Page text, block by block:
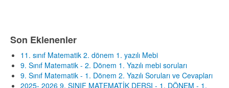
Son Eklenenler
11. sınıf Matematik 2. dönem 1. yazılı Mebi
9. Sınıf Matematik - 2. Dönem 1. Yazılı mebi soruları
9. Sınıf Matematik - 1. Dönem 2. Yazılı Soruları ve Cevapları
2025- 2026 9. SINIF MATEMATİK DERSI - 1. DÖNEM - 1.